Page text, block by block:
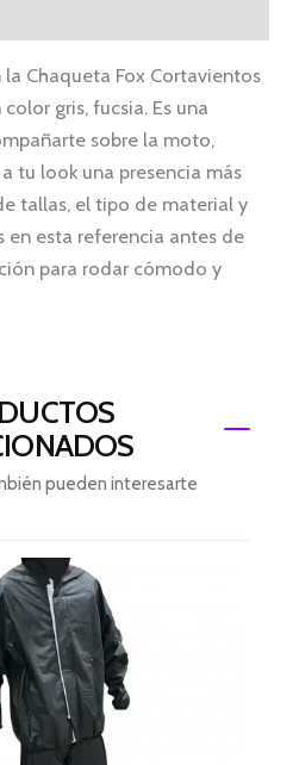
Chaqueta Fox Cortavientos
gris, fucsia. Es una
sobre la moto,
tu look una presencia más
tallas, el tipo de material y
en esta referencia antes de
para rodar cómodo y
pueden interesarte